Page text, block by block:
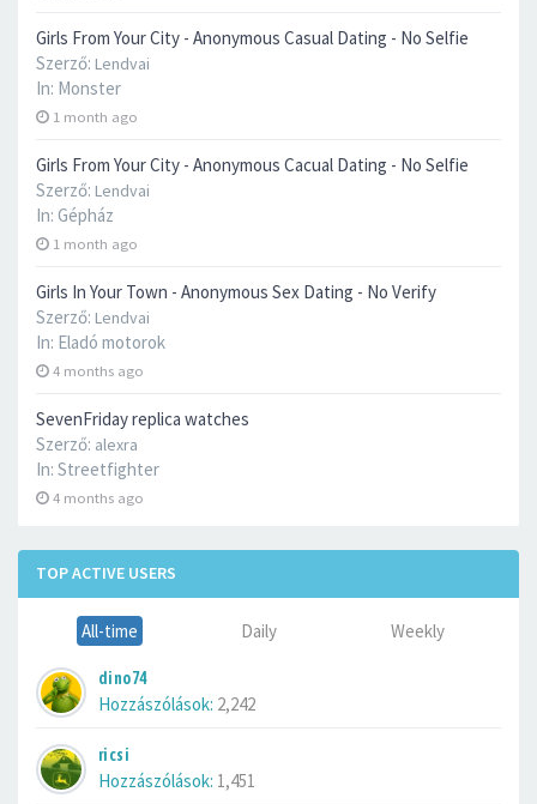
Girls From Your City - Anonymous Casual Dating - No Selfie
Szerző: Lendvai
In: Monster
1 month ago
Girls From Your City - Anonymous Cacual Dating - No Selfie
Szerző: Lendvai
In: Gépház
1 month ago
Girls In Your Town - Anonymous Sex Dating - No Verify
Szerző: Lendvai
In: Eladó motorok
4 months ago
SevenFriday replica watches
Szerző: alexra
In: Streetfighter
4 months ago
TOP ACTIVE USERS
All-time Daily Weekly
dino74
Hozzászólások: 2,242
ricsi
Hozzászólások: 1,451